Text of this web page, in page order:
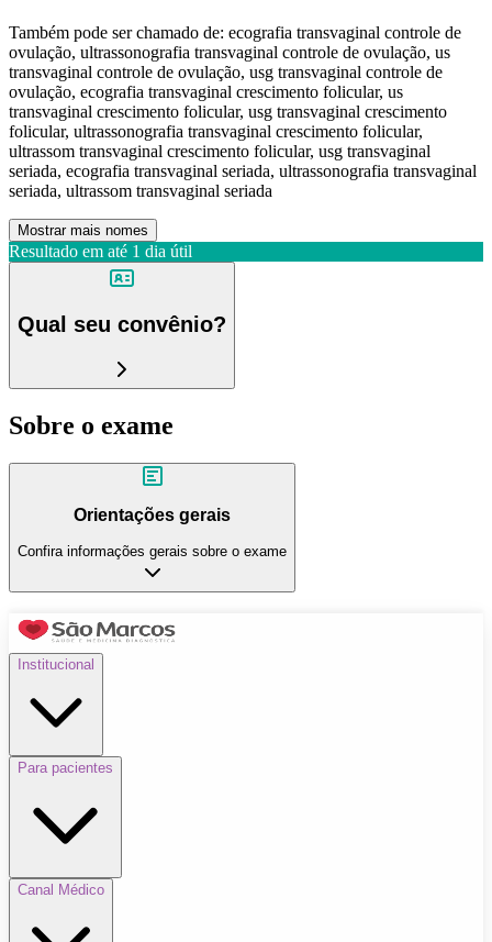
Também pode ser chamado de: ecografia transvaginal controle de
ovulação, ultrassonografia transvaginal controle de ovulação, us
transvaginal controle de ovulação, usg transvaginal controle de
ovulação, ecografia transvaginal crescimento folicular, us
transvaginal crescimento folicular, usg transvaginal crescimento
folicular, ultrassonografia transvaginal crescimento folicular,
ultrassom transvaginal crescimento folicular, usg transvaginal
seriada, ecografia transvaginal seriada, ultrassonografia transvaginal
seriada, ultrassom transvaginal seriada
Mostrar mais nomes
Resultado em até 1 dia útil
Qual seu convênio?
Sobre o exame
Orientações gerais
Confira informações gerais sobre o exame
Institucional
Para pacientes
Canal Médico